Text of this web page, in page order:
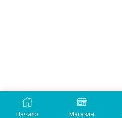
Copyright © 2022GSMStudio.eu
Начало Магазин